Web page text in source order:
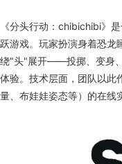
《分头行动：chibichibi》
跃游戏。玩家扮演身着恐龙
绕"头"展开——投掷、变身
体验。技术层面，团队以此
量、布娃娃姿态等）的在线